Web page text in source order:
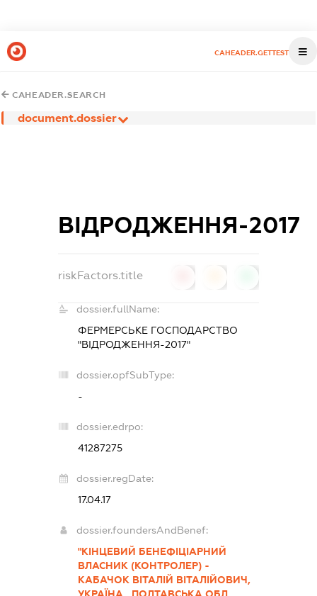
CAHEADER.GETTEST
CAHEADER.SEARCH
document.dossier
ВІДРОДЖЕННЯ-2017
riskFactors.title
dossier.fullName:
ФЕРМЕРСЬКЕ ГОСПОДАРСТВО
"ВІДРОДЖЕННЯ-2017"
dossier.opfSubType:
-
dossier.edrpo:
41287275
dossier.regDate:
17.04.17
dossier.foundersAndBenef:
"КІНЦЕВИЙ БЕНЕФІЦІАРНИЙ
ВЛАСНИК (КОНТРОЛЕР) -
КАБАЧОК ВІТАЛІЙ ВІТАЛІЙОВИЧ,